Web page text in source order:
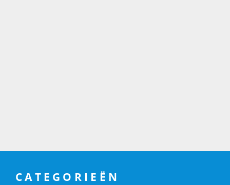
CATEGORIEËN